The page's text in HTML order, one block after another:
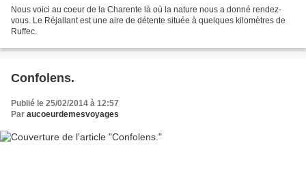
Nous voici au coeur de la Charente là où la nature nous a donné rendez-
vous. Le Réjallant est une aire de détente située à quelques kilomètres de
Ruffec.
Confolens.
Publié le 25/02/2014 à 12:57
Par aucoeurdemesvoyages